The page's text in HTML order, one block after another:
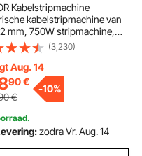
Kabelstripmachine
kabelstripmachine van
mm, 750W stripmachine,
van 30 m per minuut,
veerstalen mes van
ideaal voor het strippen van
(3,230)
Aug. 14
90€
€
-10%
zodra Vr. Aug. 14